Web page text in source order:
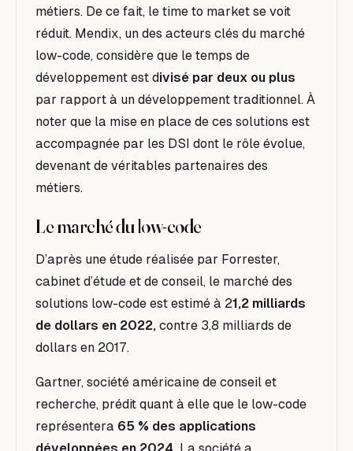
métiers. De ce fait, le time to market se voit
réduit. Mendix, un des acteurs clés du marché
low-code, considère que le temps de
développement est divisé par deux ou plus
par rapport à un développement traditionnel. À
noter que la mise en place de ces solutions est
accompagnée par les DSI dont le rôle évolue,
devenant de véritables partenaires des
métiers.
Le marché du low-code
D’après une étude réalisée par Forrester,
cabinet d’étude et de conseil, le marché des
solutions low-code est estimé à 21,2 milliards
de dollars en 2022, contre 3,8 milliards de
dollars en 2017.
Gartner, société américaine de conseil et
recherche, prédit quant à elle que le low-code
représentera 65 % des applications